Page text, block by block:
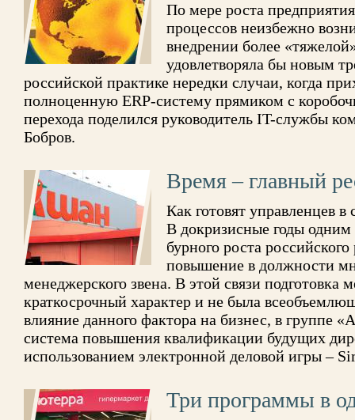
По мере роста
процессов неизбежно
внедрении более
удовлетворяла бы новым
российской практике нередки случаи, когда
полноценную ERP-систему прямиком с
перехода поделился руководитель IT-службы
Бобров.
Время – главный
Как готовят управленцев в
В докризисные годы одним
бурного роста
повышение в должности
менеджерского звена. В этой связи подготовка
краткосрочный характер и не была
влияние данного фактора на бизнес, в группе
система повышения квалификации будущих
использованием электронной деловой игры –
Три программы в